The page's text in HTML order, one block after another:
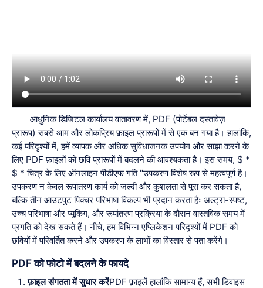
आधुनिक डिजिटल कार्यालय वातावरण में, PDF (पोर्टेबल दस्तावेज़
प्रारूप) सबसे आम और लोकप्रिय फ़ाइल प्रारूपों में से एक बन गया है। हालांकि,
कई परिदृश्यों में, हमें व्यापक और अधिक सुविधाजनक उपयोग और साझा करने के
लिए PDF फ़ाइलों को छवि प्रारूपों में बदलने की आवश्यकता है। इस समय, $ *
$ * चित्र के लिए ऑनलाइन पीडीएफ गति "उपकरण विशेष रूप से महत्वपूर्ण है।
उपकरण न केवल रूपांतरण कार्य को जल्दी और कुशलता से पूरा कर सकता है,
बल्कि तीन आउटपुट पिक्चर परिभाषा विकल्प भी प्रदान करता हैः अल्ट्रा-स्पष्ट,
उच्च परिभाषा और प्यूकिंग, और रूपांतरण प्रक्रिया के दौरान वास्तविक समय में
प्रगति को देख सकते हैं। नीचे, हम विभिन्न एप्लिकेशन परिदृश्यों में PDF को
छवियों में परिवर्तित करने और उपकरण के लाभों का विस्तार से पता करेंगे।
PDF को फोटो में बदलने के फायदे
फ़ाइल संगतता में सुधार करेंPDF फ़ाइलें हालांकि सामान्य हैं, सभी डिवाइस